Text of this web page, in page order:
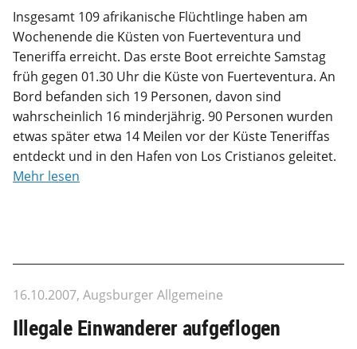
Insgesamt 109 afrikanische Flüchtlinge haben am
Wochenende die Küsten von Fuerteventura und
Teneriffa erreicht. Das erste Boot erreichte Samstag
früh gegen 01.30 Uhr die Küste von Fuerteventura. An
Bord befanden sich 19 Personen, davon sind
wahrscheinlich 16 minderjährig. 90 Personen wurden
etwas später etwa 14 Meilen vor der Küste Teneriffas
entdeckt und in den Hafen von Los Cristianos geleitet.
Mehr lesen
16.10.2007, Augsburger Allgemeine
Illegale Einwanderer aufgeflogen